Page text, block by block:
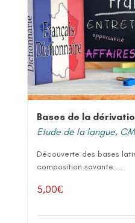
Bases de la
Etude de la langue,
Découverte des bases
composition savante....
5,00€